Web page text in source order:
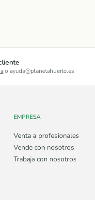
o ayuda@planetahuerto.es
EMPRESA
Venta a profesionales
Vende con nosotros
Trabaja con nosotros